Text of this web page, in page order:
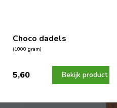
Choco dadels
(1000 gram)
5,60 Bekijk product